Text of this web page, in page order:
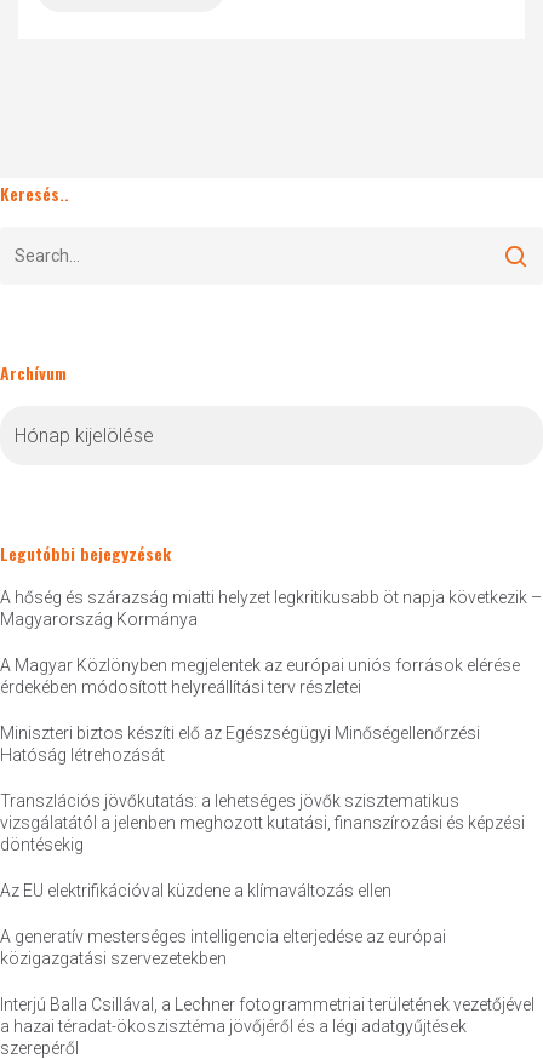
Keresés..
Archívum
Legutóbbi bejegyzések
A hőség és szárazság miatti helyzet legkritikusabb öt napja következik –
Magyarország Kormánya
A Magyar Közlönyben megjelentek az európai uniós források elérése
érdekében módosított helyreállítási terv részletei
Miniszteri biztos készíti elő az Egészségügyi Minőségellenőrzési
Hatóság létrehozását
Transzlációs jövőkutatás: a lehetséges jövők szisztematikus
vizsgálatától a jelenben meghozott kutatási, finanszírozási és képzési
döntésekig
Az EU elektrifikációval küzdene a klímaváltozás ellen
A generatív mesterséges intelligencia elterjedése az európai
közigazgatási szervezetekben
Interjú Balla Csillával, a Lechner fotogrammetriai területének vezetőjével
a hazai téradat-ökoszisztéma jövőjéről és a légi adatgyűjtések
szerepéről